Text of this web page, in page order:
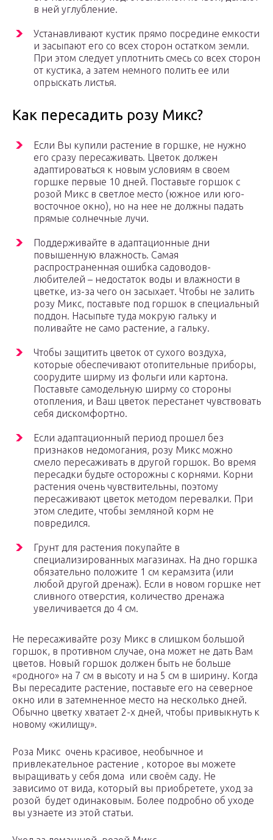
в ней углубление.
Устанавливают кустик прямо посредине емкости
и засыпают его со всех сторон остатком земли.
При этом следует уплотнить смесь со всех сторон
от кустика, а затем немного полить ее или
опрыскать листья.
Как пересадить розу Микс?
Если Вы купили растение в горшке, не нужно
его сразу пересаживать. Цветок должен
адаптироваться к новым условиям в своем
горшке первые 10 дней. Поставьте горшок с
розой Микс в светлое место (южное или юго-
восточное окно), но на нее не должны падать
прямые солнечные лучи.
Поддерживайте в адаптационные дни
повышенную влажность. Самая
распространенная ошибка садоводов-
любителей – недостаток воды и влажности в
цветке, из-за чего он засыхает. Чтобы не залить
розу Микс, поставьте под горшок в специальный
поддон. Насыпьте туда мокрую гальку и
поливайте не само растение, а гальку.
Чтобы защитить цветок от сухого воздуха,
которые обеспечивают отопительные приборы,
соорудите ширму из фольги или картона.
Поставьте самодельную ширму со стороны
отопления, и Ваш цветок перестанет чувствовать
себя дискомфортно.
Если адаптационный период прошел без
признаков недомогания, розу Микс можно
смело пересаживать в другой горшок. Во время
пересадки будьте осторожны с корнями. Корни
растения очень чувствительны, поэтому
пересаживают цветок методом перевалки. При
этом следите, чтобы земляной корм не
повредился.
Грунт для растения покупайте в
специализированных магазинах. На дно горшка
обязательно положите 1 см керамзита (или
любой другой дренаж). Если в новом горшке нет
сливного отверстия, количество дренажа
увеличивается до 4 см.
Не пересаживайте розу Микс в слишком большой
горшок, в противном случае, она может не дать Вам
цветов. Новый горшок должен быть не больше
«родного» на 7 см в высоту и на 5 см в ширину. Когда
Вы пересадите растение, поставьте его на северное
окно или в затемненное место на несколько дней.
Обычно цветку хватает 2-х дней, чтобы привыкнуть к
новому «жилищу».
Роза Микс очень красивое, необычное и
привлекательное растение , которое вы можете
выращивать у себя дома или своём саду. Не
зависимо от вида, который вы приобретете, уход за
розой будет одинаковым. Более подробно об уходе
вы узнаете из этой статьи.